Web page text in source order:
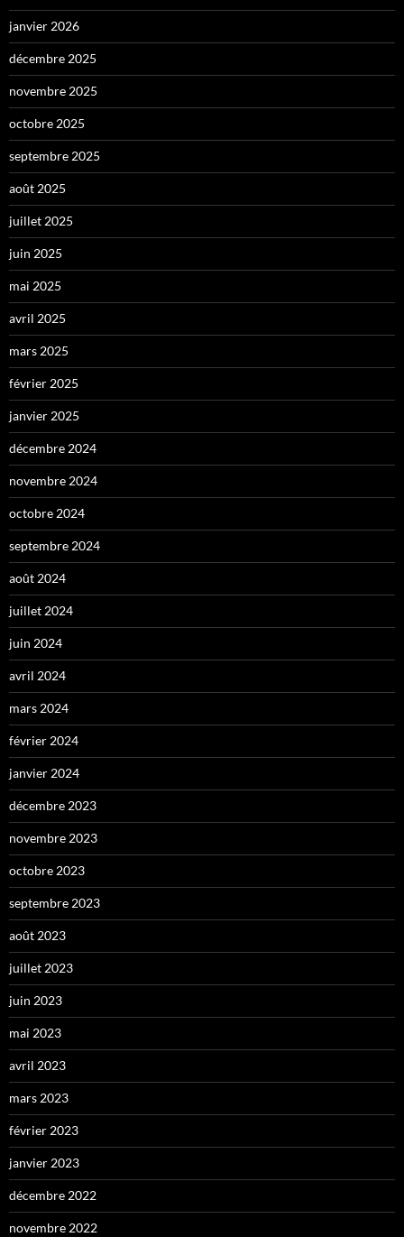
janvier 2026
décembre 2025
novembre 2025
octobre 2025
septembre 2025
août 2025
juillet 2025
juin 2025
mai 2025
avril 2025
mars 2025
février 2025
janvier 2025
décembre 2024
novembre 2024
octobre 2024
septembre 2024
août 2024
juillet 2024
juin 2024
avril 2024
mars 2024
février 2024
janvier 2024
décembre 2023
novembre 2023
octobre 2023
septembre 2023
août 2023
juillet 2023
juin 2023
mai 2023
avril 2023
mars 2023
février 2023
janvier 2023
décembre 2022
novembre 2022